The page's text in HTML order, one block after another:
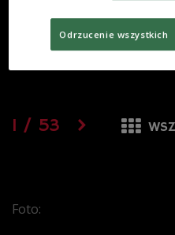
1 / 53
Foto:
Odrzucenie wszystkich